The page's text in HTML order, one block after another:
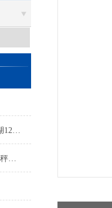
大悟5吨地磅（曾都衡器）洪湖120T吊秤维修
不锈钢电子秤，不锈钢电子台秤功能特点